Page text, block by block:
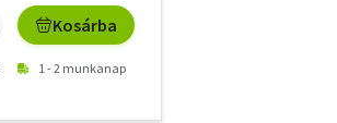
Kosárba
1 - 2 munkanap